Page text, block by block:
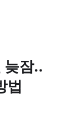
늦잠..
법